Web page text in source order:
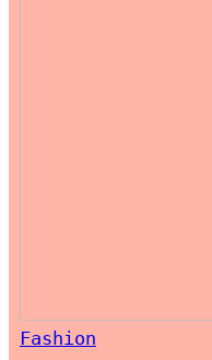
Fashion